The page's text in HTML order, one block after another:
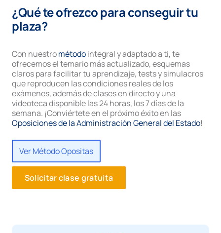
¿Qué te ofrezco para conseguir tu
plaza?
Con nuestrométodointegral y adaptado a ti, te
ofrecemos el temario más actualizado, esquemas
claros para facilitar tu aprendizaje, tests y simulacros
que reproducen las condiciones reales de los
exámenes, además de clases en directo y una
videoteca disponible las 24 horas, los 7 días de la
semana. ¡Conviértete en el próximo éxito en las
Oposiciones de la Administración General del Estado!
Ver Método Opositas
Solicitar clase gratuita